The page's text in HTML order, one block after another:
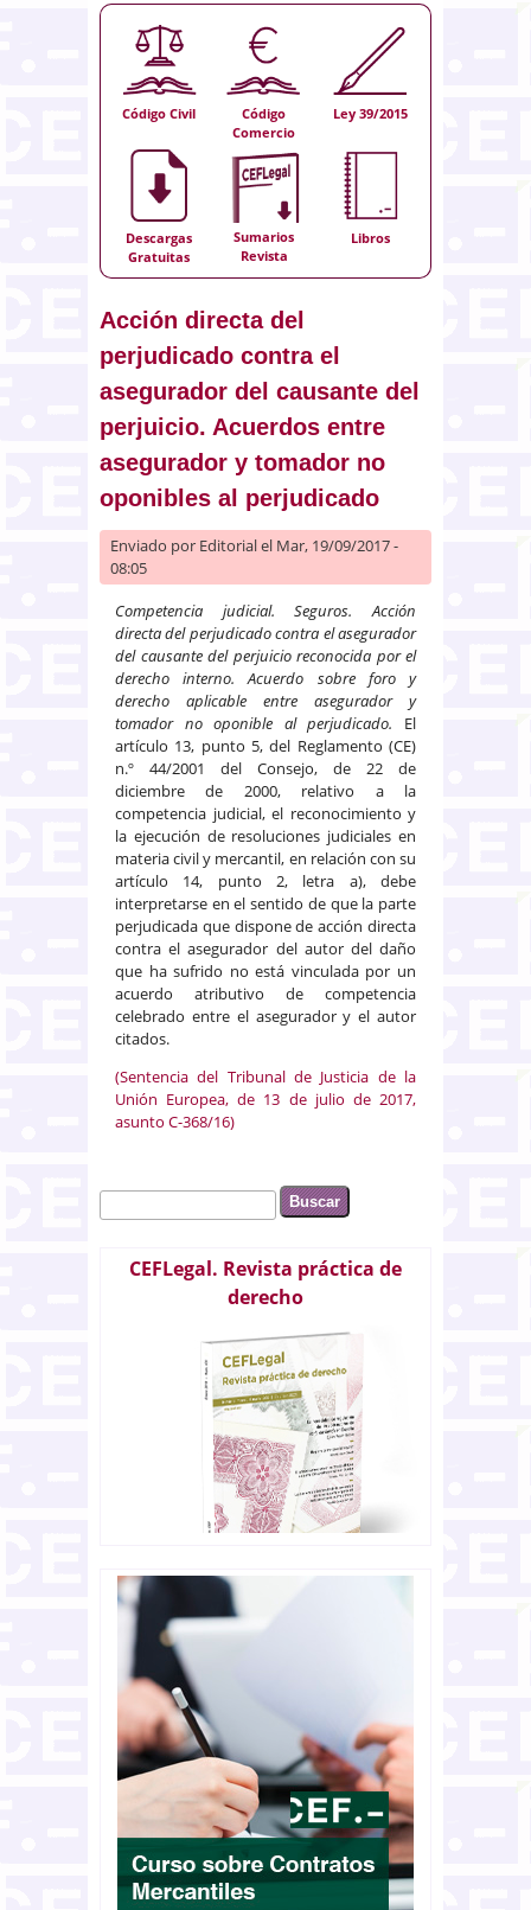
Código Civil
Código
Comercio
Ley 39/2015
Descargas
Gratuitas
Sumarios
Revista
Libros
Acción directa del
perjudicado contra el
asegurador del causante del
perjuicio. Acuerdos entre
asegurador y tomador no
oponibles al perjudicado
Enviado por Editorialel Mar, 19/09/2017 -
08:05
Competencia judicial. Seguros. Acción
directa del perjudicado contra el asegurador
del causante del perjuicio reconocida por el
derecho interno. Acuerdo sobre foro y
derecho aplicable entre asegurador y
tomador no oponible al perjudicado.
El
artículo 13, punto 5, del Reglamento (CE)
n.º 44/2001 del Consejo, de 22 de
diciembre de 2000, relativo a la
competencia judicial, el reconocimiento y
la ejecución de resoluciones judiciales en
materia civil y mercantil, en relación con su
artículo 14, punto 2, letra a), debe
interpretarse en el sentido de que la parte
perjudicada que dispone de acción directa
contra el asegurador del autor del daño
que ha sufrido no está vinculada por un
acuerdo atributivo de competencia
celebrado entre el asegurador y el autor
citados.
(Sentencia del Tribunal de Justicia de la
Unión Europea, de 13 de julio de 2017,
asunto C-368/16)
Formulario de búsqueda
Buscar
CEFLegal. Revista práctica de
derecho